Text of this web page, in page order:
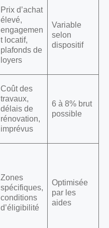
Prix d’achat
élevé,
engagemen
t locatif,
plafonds de
loyers
Variable
selon
dispositif
Coût des
travaux,
délais de
rénovation,
imprévus
6 à 8% brut
possible
Zones
spécifiques,
conditions
d’éligibilité
Optimisée
par les
aides